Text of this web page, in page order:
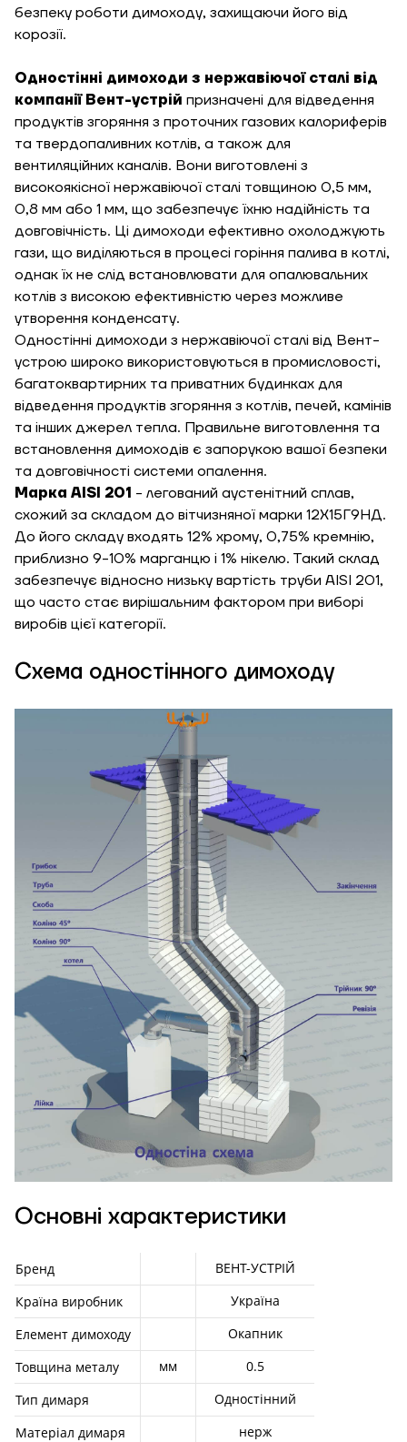
безпеку роботи димоходу, захищаючи його від
корозії.
Одностінні димоходи з нержавіючої сталі від
компанії Вент-устрій призначені для відведення
продуктів згоряння з проточних газових калориферів
та твердопаливних котлів, а також для
вентиляційних каналів. Вони виготовлені з
високоякісної нержавіючої сталі товщиною 0,5 мм,
0,8 мм або 1 мм, що забезпечує їхню надійність та
довговічність. Ці димоходи ефективно охолоджують
гази, що виділяються в процесі горіння палива в котлі,
однак їх не слід встановлювати для опалювальних
котлів з високою ефективністю через можливе
утворення конденсату.
Одностінні димоходи з нержавіючої сталі від Вент-
устрою широко використовуються в промисловості,
багатоквартирних та приватних будинках для
відведення продуктів згоряння з котлів, печей, камінів
та інших джерел тепла. Правильне виготовлення та
встановлення димоходів є запорукою вашої безпеки
та довговічності системи опалення.
Марка AISI 201 - легований аустенітний сплав,
схожий за складом до вітчизняної марки 12Х15Г9НД.
До його складу входять 12% хрому, 0,75% кремнію,
приблизно 9-10% марганцю і 1% нікелю. Такий склад
забезпечує відносно низьку вартість труби AISI 201,
що часто стає вирішальним фактором при виборі
виробів цієї категорії.
Схема одностінного димоходу
Основні характеристики
Бренд
ВЕНТ-УСТРІЙ
Країна виробник
Україна
Елемент димоходу
Окапник
Товщина металу
мм
0.5
Тип димаря
Одностінний
Матеріал димаря
нерж
Висота, м
Довжина, м
Ступінь
утеплення, Вт/м
кв
Гарно утеплений, 55
Необхідна
потужність, кВт
Замовити
Надіслати
Надіслати